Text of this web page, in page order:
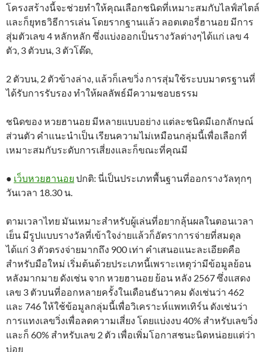
โครงสร้างนี้จะช่วยทำให้คุณเลือกชนิดที่เหมาะสมกับไลฟ์สไตล์
และก็ยุทธวิธีการเล่น โดยรากฐานแล้ว ลอตเตอรี่ฮานอย มีการ
สุ่มตัวเลข 4 หลักหลัก ซึ่งแบ่งออกเป็นรางวัลต่างๆได้แก่ เลข 4
ตัว, 3 ตัวบน, 3 ตัวโต๊ด,
2 ตัวบน, 2 ตัวข้างล่าง, แล้วก็เลขวิ่ง การสุ่มใช้ระบบมาตรฐานที่
ได้รับการรับรอง ทำให้ผลลัพธ์มีความชอบธรรม
ชนิดของ หวยฮานอย มีหลายแบบอย่าง แต่ละชนิดมีเอกลักษณ์
ส่วนตัว คำแนะนำเป็น เรียนความไม่เหมือนกลุ่มนี้เพื่อเลือกที่
เหมาะสมกับระดับการเสี่ยงและก็ขณะที่คุณมี
● เว็บหวยฮานอย ปกติ: นี่เป็นประเภทพื้นฐานที่ออกรางวัลทุกๆ
วันเวลา 18.30 น.
ตามเวลาไทย มันเหมาะสำหรับผู้เล่นที่อยากลุ้นผลในตอนเวลา
เย็น มีรูปแบบรางวัลที่เข้าใจง่ายแล้วก็อัตราการจ่ายที่สมดุล
ได้แก่ 3 ตัวตรงจ่ายมากถึง 900 เท่า คำเสนอแนะละเอียดคือ
สำหรับมือใหม่ เริ่มต้นด้วยประเภทนี้เพราะเหตุว่ามีข้อมูลย้อน
หลังมากมาย ดังเช่น จาก หวยฮานอย ย้อน หลัง 2567 ซึ่งแสดง
เลข 3 ตัวบนที่ออกหลายครั้งในเดือนธันวาคม ดังเช่นว่า 462
และ 746 ให้ใช้ข้อมูลกลุ่มนี้เพื่อวิเคราะห์แพทเทิร์น ดังเช่นว่า
การแทงเลขวิ่งเพื่อลดความเสี่ยง โดยแบ่งงบ 40% สำหรับเลขวิ่ง
และก็ 60% สำหรับเลข 2 ตัว เพื่อเพิ่มโอกาสชนะนิดหน่อยแต่ว่า
บ่อย